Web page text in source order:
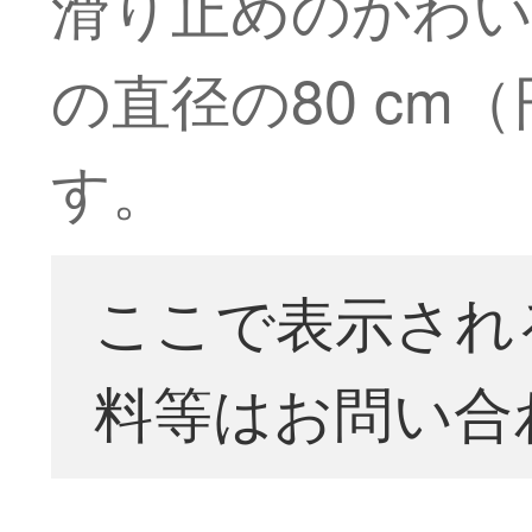
の直径の80 cm
す。
ここで表示さ
料等はお問い